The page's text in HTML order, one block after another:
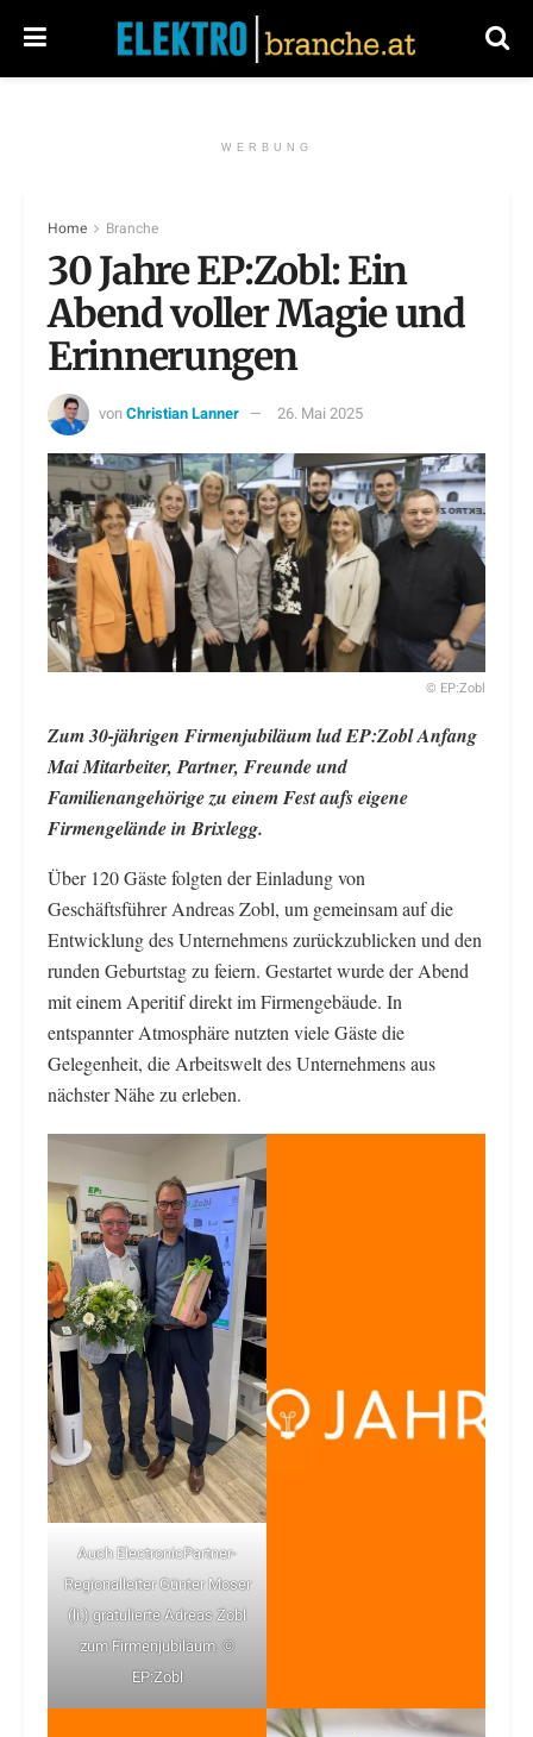
WERBUNG
Home Branche
30 Jahre EP:Zobl: Ein
Abend voller Magie und
Erinnerungen
vonChristian Lanner 26. Mai 2025
© EP:Zobl
Zum 30-jährigen Firmenjubiläum lud EP:Zobl Anfang
Mai Mitarbeiter, Partner, Freunde und
Familienangehörige zu einem Fest aufs eigene
Firmengelände in Brixlegg.
Über 120 Gäste folgten der Einladung von
Geschäftsführer Andreas Zobl, um gemeinsam auf die
Entwicklung des Unternehmens zurückzublicken und den
runden Geburtstag zu feiern. Gestartet wurde der Abend
mit einem Aperitif direkt im Firmengebäude. In
entspannter Atmosphäre nutzten viele Gäste die
Gelegenheit, die Arbeitswelt des Unternehmens aus
nächster Nähe zu erleben.
Auch ElectronicPartner-
Regionalleiter Günter Moser
(li.) gratulierte Adreas Zobl
zum Firmenjubiläum. ©
EP:Zobl